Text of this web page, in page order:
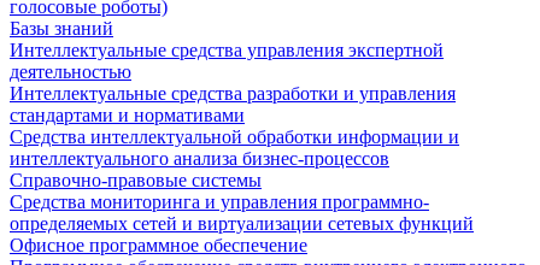
голосовые роботы)
Базы знаний
Интеллектуальные средства управления экспертной
деятельностью
Интеллектуальные средства разработки и управления
стандартами и нормативами
Средства интеллектуальной обработки информации и
интеллектуального анализа бизнес-процессов
Справочно-правовые системы
Средства мониторинга и управления программно-
определяемых сетей и виртуализации сетевых функций
Офисное программное обеспечение